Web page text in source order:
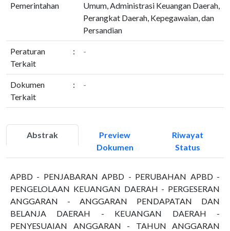
Pemerintahan
Umum, Administrasi Keuangan Daerah,
Perangkat Daerah, Kepegawaian, dan
Persandian
Peraturan
Terkait
: -
Dokumen
Terkait
: -
Abstrak
Preview
Dokumen
Riwayat
Status
APBD - PENJABARAN APBD - PERUBAHAN APBD -
PENGELOLAAN KEUANGAN DAERAH - PERGESERAN
ANGGARAN - ANGGARAN PENDAPATAN DAN
BELANJA DAERAH - KEUANGAN DAERAH -
PENYESUAIAN ANGGARAN - TAHUN ANGGARAN